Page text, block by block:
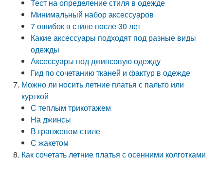
Тест на определение стиля в одежде
Минимальный набор аксессуаров
7 ошибок в стиле после 30 лет
Какие аксессуары подходят под разные виды
одежды
Аксессуары под джинсовую одежду
Гид по сочетанию тканей и фактур в одежде
Можно ли носить летние платья с пальто или
курткой
С теплым трикотажем
На джинсы
В гранжевом стиле
С жакетом
Как сочетать летние платья с осенними колготками